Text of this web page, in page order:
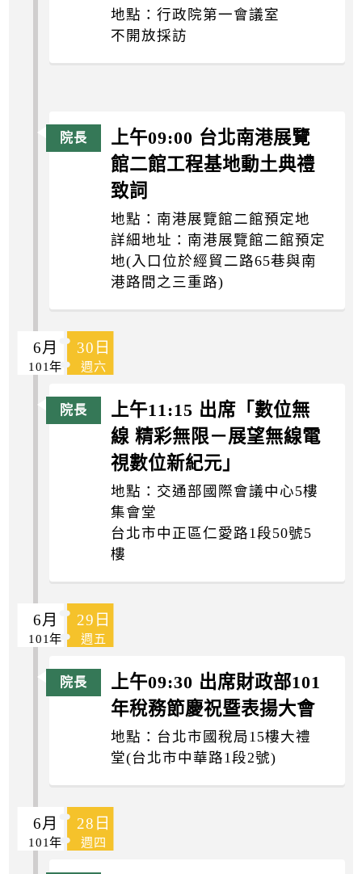
地點：行政院第一會議室
不開放採訪
上午09:00 台北南港展覽
館二館工程基地動土典禮
致詞
地點：南港展覽館二館預定地
詳細地址：南港展覽館二館預定
地(入口位於經貿二路65巷與南
港路間之三重路)
6月 30日
101年 週六
上午11:15 出席「數位無
線 精彩無限－展望無線電
視數位新紀元」
地點：交通部國際會議中心5樓
集會堂
台北市中正區仁愛路1段50號5
樓
6月 29日
101年 週五
上午09:30 出席財政部101
年稅務節慶祝暨表揚大會
地點：台北市國稅局15樓大禮
堂(台北市中華路1段2號)
6月 28日
101年 週四